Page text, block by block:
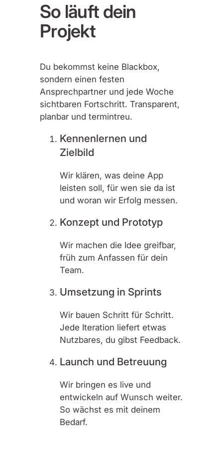
So läuft dein
Projekt
Du bekommst keine Blackbox,
sondern einen festen
Ansprechpartner und jede Woche
sichtbaren Fortschritt. Transparent,
planbar und termintreu.
Kennenlernen und
Zielbild
Wir klären, was deine App
leisten soll, für wen sie da ist
und woran wir Erfolg messen.
Konzept und Prototyp
Wir machen die Idee greifbar,
früh zum Anfassen für dein
Team.
Umsetzung in Sprints
Wir bauen Schritt für Schritt.
Jede Iteration liefert etwas
Nutzbares, du gibst Feedback.
Launch und Betreuung
Wir bringen es live und
entwickeln auf Wunsch weiter.
So wächst es mit deinem
Bedarf.